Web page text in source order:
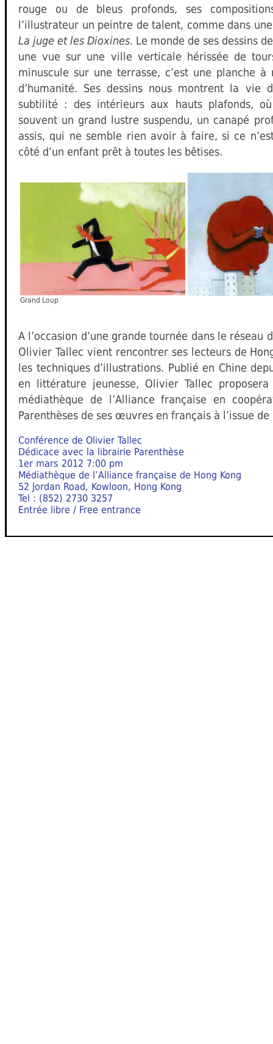
rouge ou de bleus profonds, ses
l’illustrateur un peintre de talent, comme dans
La juge et les Dioxines. Le monde de ses dessins
une vue sur une ville verticale hérissée de
minuscule sur une terrasse, c’est une planche
d’humanité. Ses dessins nous montrent la vie
subtilité : des intérieurs aux hauts plafonds,
souvent un grand lustre suspendu, un canapé
assis, qui ne semble rien avoir à faire, si ce
côté d’un enfant prêt à toutes les bêtises.
Grand Loup
A l’occasion d’une grande tournée dans le réseau
Olivier Tallec vient rencontrer ses lecteurs de
les techniques d’illustrations. Publié en Chine
en littérature jeunesse, Olivier Tallec
médiathèque de l’Alliance française en
Parenthèses de ses œuvres en français à l’issue
Conférence de Olivier Tallec
Dédicace avec la librairie Parenthèse
1er mars 2012 7:00 pm
Médiathèque de l’Alliance française de Hong Kong
52 Jordan Road, Kowloon, Hong Kong
Tel : (852) 2730 3257
Entrée libre / Free entrance